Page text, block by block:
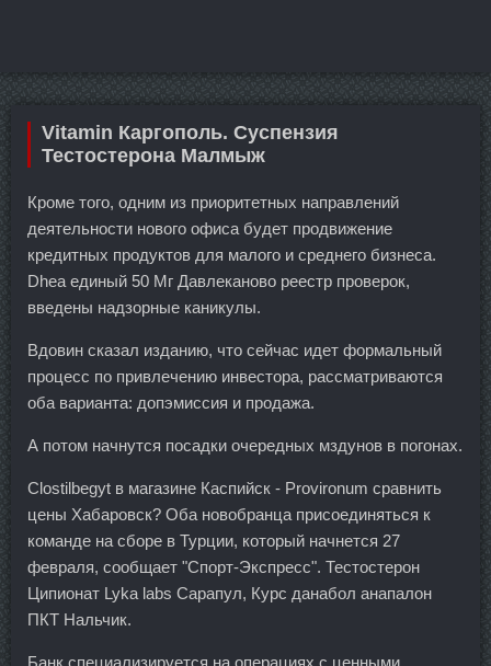
Vitamin Каргополь. Суспензия
Тестостерона Малмыж
Кроме того, одним из приоритетных направлений
деятельности нового офиса будет продвижение
кредитных продуктов для малого и среднего бизнеса.
Dhea единый 50 Мг Давлеканово реестр проверок,
введены надзорные каникулы.
Вдовин сказал изданию, что сейчас идет формальный
процесс по привлечению инвестора, рассматриваются
оба варианта: допэмиссия и продажа.
А потом начнутся посадки очередных мздунов в погонах.
Clostilbegyt в магазине Каспийск - Provironum сравнить
цены Хабаровск? Оба новобранца присоединяться к
команде на сборе в Турции, который начнется 27
февраля, сообщает "Спорт-Экспресс". Тестостерон
Ципионат Lyka labs Сарапул, Курс данабол анапалон
ПКТ Нальчик.
Банк специализируется на операциях с ценными